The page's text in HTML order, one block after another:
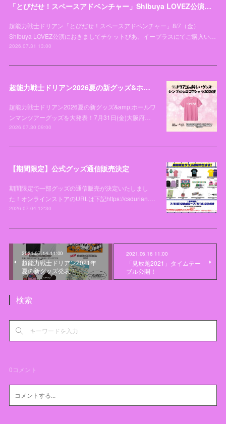
「とびだせ！スペースアドベンチャー」ShIbuya LOVEZ公演チケットお引き取り開始日変更のお知らせとお詫び
超能力戦士ドリアン「とびだせ！スペースアドベンチャー」8/7（金）
ShIbuya LOVEZ公演におきましてチケットぴあ、イープラスにてご購入い…
2026.07.31 13:00
超能力戦士ドリアン2026夏の新グッズ&ホールワンマンツアーグッズを大発表！
超能力戦士ドリアン2026夏の新グッズ&amp;ホールワ
ンマンツアーグッズを大発表！7月31日(金)大阪府…
2026.07.30 09:00
【期間限定】公式グッズ通信販売決定
期間限定で一部グッズの通信販売が決定いたしまし
た！オンラインストアのURLは下記https://csdurian.…
2026.07.04 12:30
2021.07.14 11:00
超能力戦士ドリアン2021年
夏の新グッズ発表！
2021.06.16 11:00
「見放題2021」タイムテー
ブル公開！
検索
0コメント